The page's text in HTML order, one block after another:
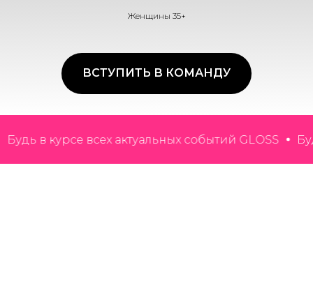
Женщины 35+
ВСТУПИТЬ В КОМАНДУ
курсе всех актуальных событий GLOSS Будь в